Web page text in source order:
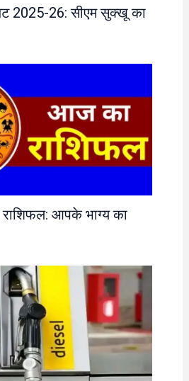
2025-26: सीएम सुक्खू का
राशिफल: आपके भाग्य का